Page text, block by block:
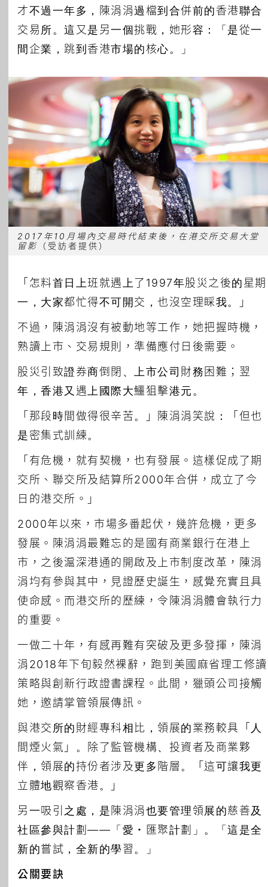
才不過一年多，陳涓涓過檔到合併前的香港聯合
交易所。這又是另一個挑戰，她形容：「是從一
間企業，跳到香港市場的核心。」
2017年10月場內交易時代結束後，在港交所交易大堂
留影
（受訪者提供）
「怎料首日上班就遇上了1997年股災之後的星期
一，大家都忙得不可開交，也沒空理睬我。」
不過，陳涓涓沒有被動地等工作，她把握時機，
熟讀上市、交易規則，準備應付日後需要。
股災引致證券商倒閉、上市公司財務困難；翌
年，香港又遇上國際大鱷狙擊港元。
「那段時間做得很辛苦。」陳涓涓笑說：「但也
是密集式訓練。
「有危機，就有契機，也有發展。這樣促成了期
交所、聯交所及結算所2000年合併，成立了今
日的港交所。」
2000年以來，市場多番起伏，幾許危機，更多
發展。陳涓涓最難忘的是國有商業銀行在港上
市，之後滬深港通的開啟及上市制度改革，陳涓
涓均有參與其中，見證歷史誕生，感覺充實且具
使命感。而港交所的歷練，令陳涓涓體會執行力
的重要。
一做二十年，有感再難有突破及更多發揮，陳涓
涓2018年下旬毅然裸辭，跑到美國麻省理工修讀
策略與創新行政證書課程。此間，獵頭公司接觸
她，邀請掌管領展傳訊。
與港交所的財經專科相比，領展的業務較具「人
間煙火氣」。除了監管機構、投資者及商業夥
伴，領展的持份者涉及更多階層。「這可讓我更
立體地觀察香港。」
另一吸引之處，是陳涓涓也要管理領展的慈善及
社區參與計劃——「愛・匯聚計劃」。「這是全
新的嘗試，全新的學習。」
公關要訣